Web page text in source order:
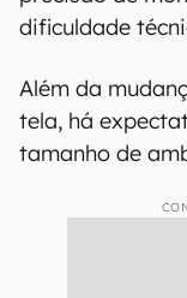
dificuldade
Além da
tela, há
tamanho de